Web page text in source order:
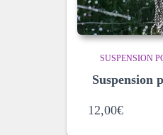
SUSPENSION
Suspension
12,00€